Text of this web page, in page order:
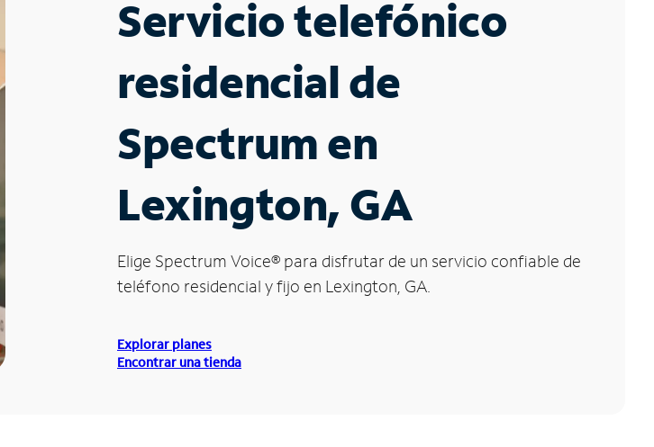
Servicio telefónico
residencial de
Spectrum en
Lexington, GA
Elige Spectrum Voice® para disfrutar de un servicio confiable de
teléfono residencial y fijo en Lexington, GA.
Explorar planes
Encontrar una tienda